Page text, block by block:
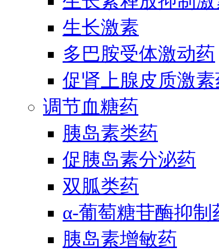
生长激素
多巴胺受体激动药
促肾上腺皮质激
调节血糖药
胰岛素类药
促胰岛素分泌药
双胍类药
α-葡萄糖苷酶抑制
胰岛素增敏药